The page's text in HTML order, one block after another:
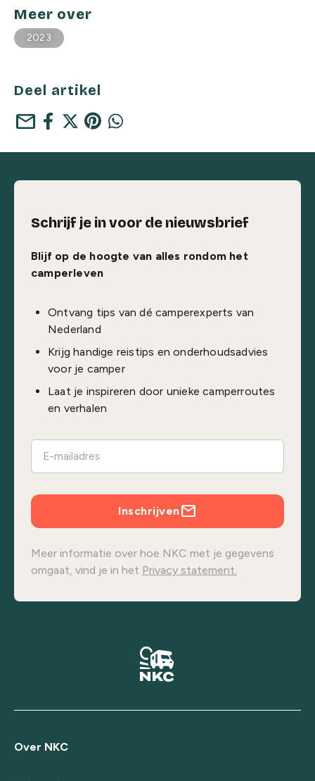
Meer over
2023
Deel artikel
mail
Schrijf je in voor de nieuwsbrief
Blijf op de hoogte van alles rondom het
camperleven
Ontvang tips van dé camperexperts van
Nederland
Krijg handige reistips en onderhoudsadvies
voor je camper
Laat je inspireren door unieke camperroutes
en verhalen
Inschrijven
Meer informatie over hoe NKC met je gegevens
omgaat, vind je in het Privacy statement.
Over NKC